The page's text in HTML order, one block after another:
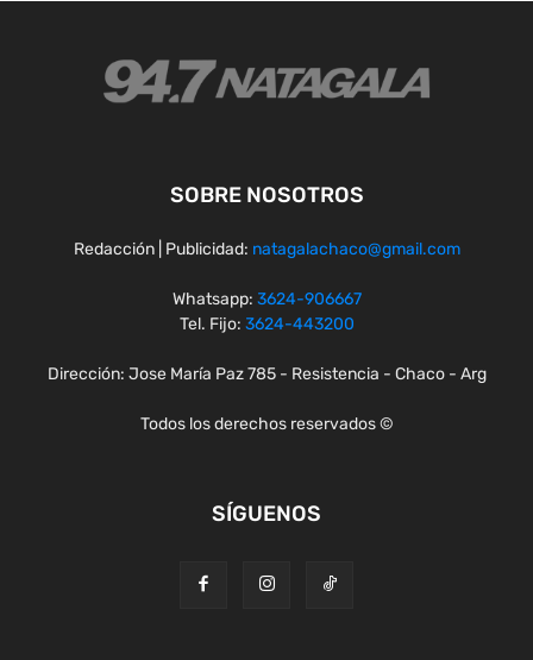
SOBRE NOSOTROS
Redacción | Publicidad: natagalachaco@gmail.com
Whatsapp: 3624-906667
Tel. Fijo: 3624-443200
Dirección: Jose María Paz 785 - Resistencia - Chaco - Arg
Todos los derechos reservados ©
SÍGUENOS